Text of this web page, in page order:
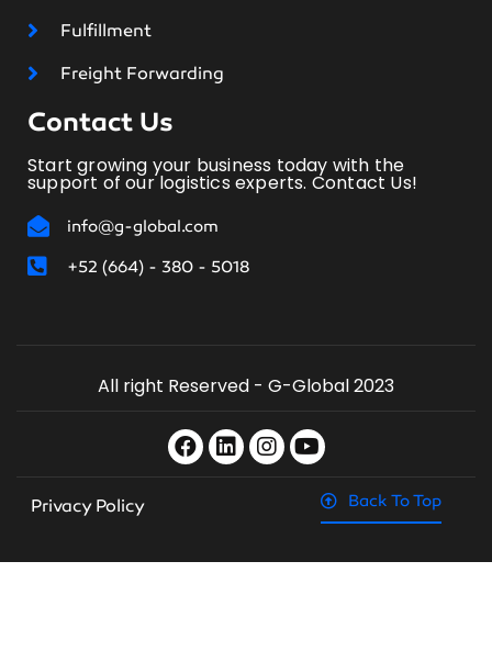
Fulfillment
Freight Forwarding
Contact Us
Start growing your business today with the
support of our logistics experts. Contact Us!
info@g-global.com
+52 (664) - 380 - 5018
All right Reserved - G-Global 2023
Privacy Policy Back To Top